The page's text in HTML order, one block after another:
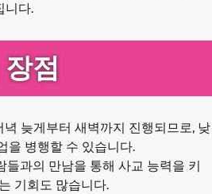
니다.
점
녁 늦게부터 새벽까지 진행되므로, 낮
을 병행할 수 있습니다.
들과의 만남을 통해 사교 능력을 키
기회도 많습니다.